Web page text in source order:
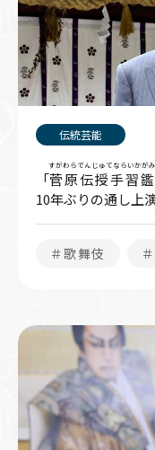
「菅原伝授手習鑑
すがわらでんじゅてならいかがみ
10年ぶりの通し上
＃歌舞伎